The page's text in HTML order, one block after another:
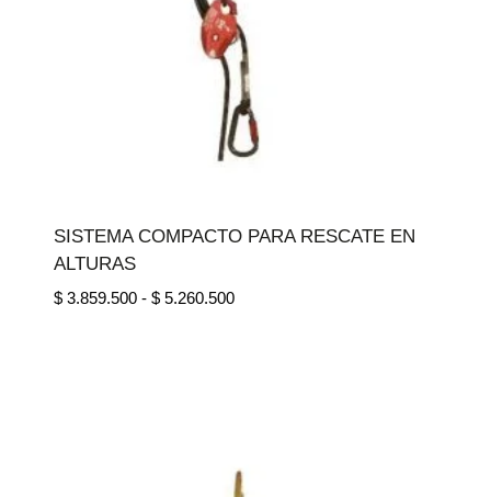
SISTEMA COMPACTO PARA RESCATE EN
ALTURAS
$3.859.500 - $5.260.500Rango